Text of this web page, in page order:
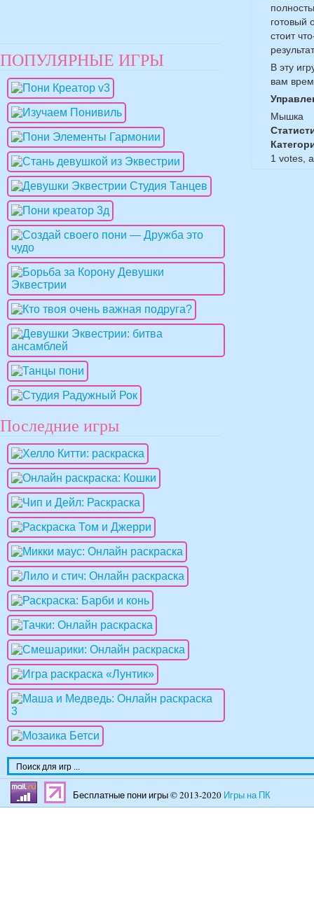
готовый
стоит
В эту
вам
Мышка
1 votes,
ПОПУЛЯРНЫЕ ИГРЫ
Последние игры
Бесплатные пони игры © 2013-2020 Игры на ПК